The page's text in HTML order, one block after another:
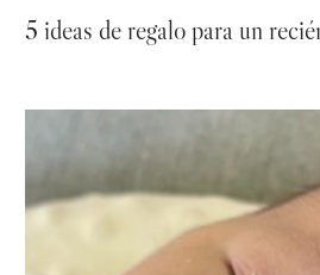
5 ideas de regalo para un